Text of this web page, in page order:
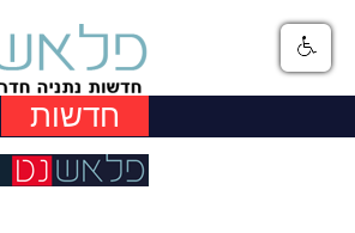
חדשות